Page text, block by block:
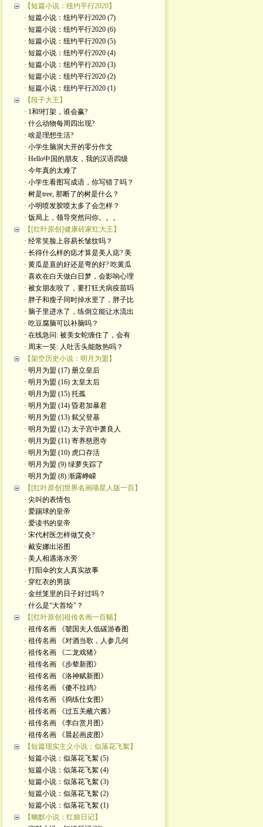
【短篇小说：纽约平行2020】
· 短篇小说：纽约平行2020 (7)
· 短篇小说：纽约平行2020 (6)
· 短篇小说：纽约平行2020 (5)
· 短篇小说：纽约平行2020 (4)
· 短篇小说：纽约平行2020 (3)
· 短篇小说：纽约平行2020 (2)
· 短篇小说：纽约平行2020 (1)
【段子大王】
· 1和9打架，谁会赢?
· 什么动物每周四出现?
· 啥是理想生活?
· 小学生脑洞大开的零分作文
· Hello中国的朋友，我的汉语四级
· 今年真的太难了
· 小学生看图写成语，你写错了吗？
· 树是tree, 那断了的树是什么？
· 小明喷发胶喷太多了会怎样？
· 饭局上，领导突然问你。。。
【[红叶原创]健康砖家红大王】
· 经常笑脸上容易长皱纹吗？
· 长得什么样的痣才算是美人痣? 美
· 黄瓜是直的好还是弯的好? 吃黄瓜
· 喜欢在白天做白日梦，会影响心理
· 被女朋友咬了，要打狂犬病疫苗吗
· 胖子和瘦子同时掉水里了，胖子比
· 脑子里进水了，练倒立能让水流出
· 吃豆腐脑可以补脑吗？
· 在线急问: 被美女蛇缠住了，会有
· 周末一笑: 人吐舌头能散热吗？
【架空历史小说：明月为盟】
· 明月为盟 (17) 册立皇后
· 明月为盟 (16) 太皇太后
· 明月为盟 (15) 托孤
· 明月为盟 (14) 昏君加暴君
· 明月为盟 (13) 弑父登基
· 明月为盟 (12) 太子宫中萧良人
· 明月为盟 (11) 寄养慈恩寺
· 明月为盟 (10) 虎口存活
· 明月为盟 (9) 绿萝失踪了
· 明月为盟 (8) 渐露峥嵘
【[红叶原创]世界名画喵星人版一百】
· 尖叫的表情包
· 爱踢球的皇帝
· 爱读书的皇帝
· ​宋代村医怎样做艾灸?
· 戴安娜出浴图
· 美人相遇洛水旁
· 打阳伞的女人真实故事
· 穿红衣的男孩
· 金丝笼里的日子好过吗？
· 什么是“大首绘"？
【[红叶原创]祖传名画一百幅】
· 祖传名画 《虢国夫人低碳游春图
· 祖传名画 《对酒当歌，人参几何
· 祖传名画 《二龙戏猪》
· 祖传名画 《步辇新图》
· 祖传名画 《洛神赋新图》
· 祖传名画 《傻不拉鸡》
· 祖传名画 《捣练仕女图》
· 祖传名画 《过五关蘸六酱》
· 祖传名画 《李白赏月图》
· 祖传名画 《晨起画皮图》
【短篇现实主义小说：似落花飞絮】
· 短篇小说：似落花飞絮 (5)
· 短篇小说：似落花飞絮 (4)
· 短篇小说：似落花飞絮 (3)
· 短篇小说：似落花飞絮 (2)
· 短篇小说：似落花飞絮 (1)
【幽默小说：红娘日记】